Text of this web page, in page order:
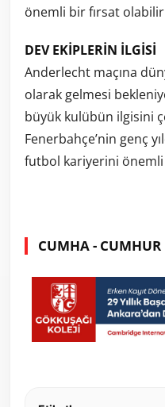
önemli bir fırsat
DEV EKİPLERİN İLGİSİ
Anderlecht maçına
olarak gelmesi
büyük kulübün ilgisini
Fenerbahçe’nin genç
futbol kariyerini
CUMHA - CUMHUR